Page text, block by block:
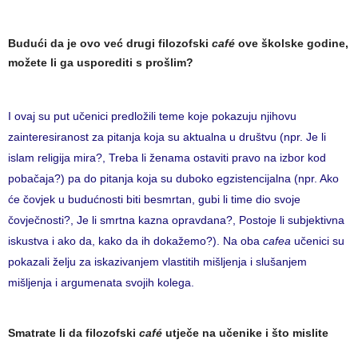
Budući da je ovo već drugi filozofski café ove školske godine,
možete li ga usporediti s prošlim?
I ovaj su put učenici predložili teme koje pokazuju njihovu
zainteresiranost za pitanja koja su aktualna u društvu (npr. Je li
islam religija mira?, Treba li ženama ostaviti pravo na izbor kod
pobačaja?) pa do pitanja koja su duboko egzistencijalna (npr. Ako
će čovjek u budućnosti biti besmrtan, gubi li time dio svoje
čovječnosti?, Je li smrtna kazna opravdana?, Postoje li subjektivna
iskustva i ako da, kako da ih dokažemo?). Na oba cafea učenici su
pokazali želju za iskazivanjem vlastitih mišljenja i slušanjem
mišljenja i argumenata svojih kolega.
Smatrate li da filozofski café utječe na učenike i što mislite